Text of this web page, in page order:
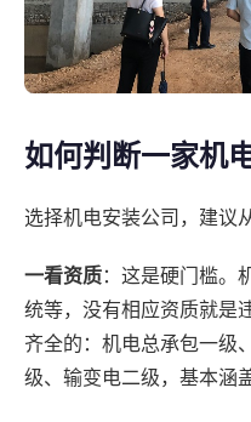
如何判断一家机
选择机电安装公司，建议
一看资质：这是硬门槛。
统等，没有相应资质就是
齐全的：机电总承包一级
级、输变电二级，基本涵